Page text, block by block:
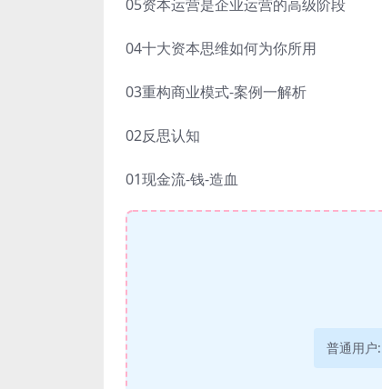
05资本运营是企业运营的高级阶段
04十大资本思维如何为你所用
03重构商业模式-案例一解析
02反思认知
01现金流-钱-造血
普通用户: